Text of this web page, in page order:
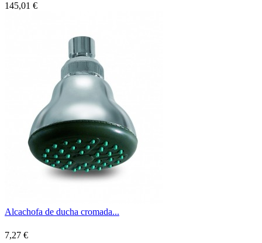
145,01 €
Alcachofa de ducha cromada...
7,27 €